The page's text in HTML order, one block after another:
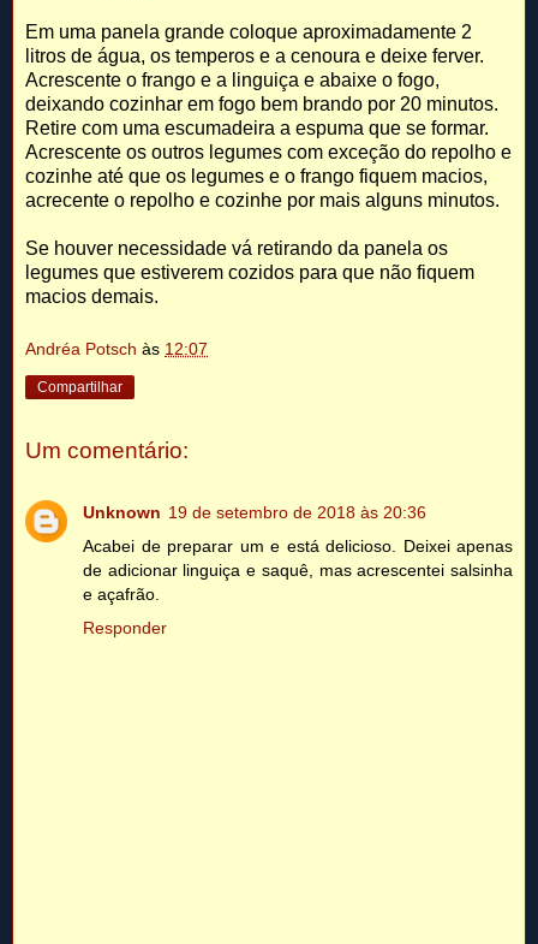
Em uma panela grande coloque aproximadamente 2
litros de água, os temperos e a cenoura e deixe ferver.
Acrescente o frango e a linguiça e abaixe o fogo,
deixando cozinhar em fogo bem brando por 20 minutos.
Retire com uma escumadeira a espuma que se formar.
Acrescente os outros legumes com exceção do repolho e
cozinhe até que os legumes e o frango fiquem macios,
acrecente o repolho e cozinhe por mais alguns minutos.
Se houver necessidade vá retirando da panela os
legumes que estiverem cozidos para que não fiquem
macios demais.
Andréa Potsch às 12:07
Compartilhar
Um comentário:
Unknown 19 de setembro de 2018 às 20:36
Acabei de preparar um e está delicioso. Deixei apenas
de adicionar linguiça e saquê, mas acrescentei salsinha
e açafrão.
Responder